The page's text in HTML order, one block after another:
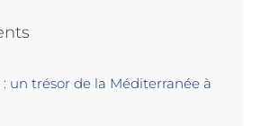
un trésor de la Méditerranée à